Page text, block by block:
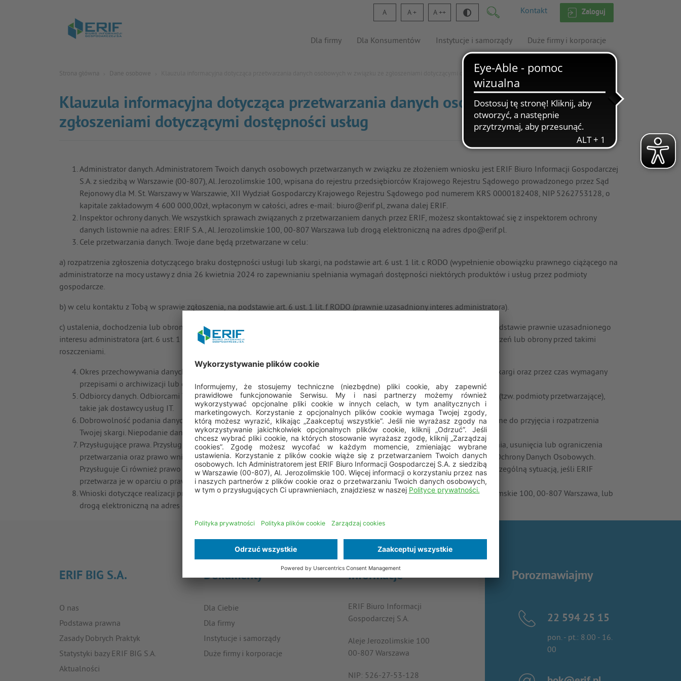
Kontakt Zaloguj
A A A
Dla firmy Dla Konsumentów Instytucje i samorządy Duże firmy i korporacje
Strona główna Dane osobowe Klauzula informacyjna dotycząca przetwarzania danych osobowych w związku ze zgłoszeniami dotyczącymi dostępności usług
Klauzula informacyjna dotycząca przetwarzania danych osobowych w związku ze
zgłoszeniami dotyczącymi dostępności usług
Administrator danych. Administratorem Twoich danych osobowych przetwarzanych w związku ze złożeniem wniosku jest ERIF Biuro Informacji Gospodarczej
S.A. z siedzibą w Warszawie (00-807), Al. Jerozolimskie 100, wpisana do rejestru przedsiębiorców Krajowego Rejestru Sądowego prowadzonego przez Sąd
Rejonowy dla M. St. Warszawy w Warszawie, XII Wydział Gospodarczy Krajowego Rejestru Sądowego pod numerem KRS 0000182408, NIP 5262753128, o
kapitale zakładowym 4 600 000,00zł, wpłaconym w całości, adres e-mail: biuro@erif.pl, zwana dalej ERIF.
Inspektor ochrony danych. We wszystkich sprawach związanych z przetwarzaniem danych przez ERIF, możesz skontaktować się z inspektorem ochrony
danych listownie na adres: ERIF S.A., Al. Jerozolimskie 100, 00-807 Warszawa lub drogą elektroniczną na adres dpo@erif.pl.
Cele przetwarzania danych. Twoje dane będą przetwarzane w celu:
a) rozpatrzenia zgłoszenia dotyczącego braku dostępności usługi lub skargi, na podstawie art. 6 ust. 1 lit. c RODO (wypełnienie obowiązku prawnego ciążącego na
administratorze na mocy ustawy z dnia 26 kwietnia 2024 ro zapewnianiu spełniania wymagań dostępności niektórych produktów i usług przez podmioty
gospodarcze.
b) w celu kontaktu z Tobą w sprawie zgłoszenia, na podstawie art. 6 ust. 1 lit. f RODO (prawnie uzasadniony interes administratora).
c) ustalenia, dochodzenia lub obrony przed ewentualnymi roszczeniami związanymi ze złożeniem oraz realizacją wniosku na podstawie prawnie uzasadnionego
interesu administratora (art. 6 ust. 1 lit. f RODO), który polega na zapewnieniu ERIF możliwości dochodzenia ewentualnych roszczeń lub obrony przed takimi
roszczeniami.
Okres przechowywania danych. Twoje dane będą przechowywane przez okres niezbędny do rozpatrzenia zgłoszenia lub skargi oraz przez czas wymagany
przepisami o archiwizacji lub do upływu terminów przedawnienia ewentualnych roszczeń.
Odbiorcy danych. Odbiorcami Twoich danych osobowych mogą być podmioty wspierające ERIF w procesach biznesowych (tzw. podmioty przetwarzające),
takie jak dostawcy usług IT.
Dobrowolność podania danych. Podanie danych osobowych w zakresie określonym w deklaracji dostępności jest niezbędne do przyjęcia i rozpatrzenia
Twojej skargi. Niepodanie danych może skutkować brakiem możliwości rozpatrzenia zgłoszenia lub skargi.
Przysługujące prawa. Przysługują Ci następujące prawa: prawo do żądania dostępu do danych osobowych, ich sprostowania, usunięcia lub ograniczenia
przetwarzania oraz prawo wniesienia skargi do organu nadzorczego – w Polsce organem nadzorczym jest Prezes Urzędu Ochrony Danych Osobowych.
Przysługuje Ci również prawo wniesienia sprzeciwu dotyczącego przetwarzania danych, z przyczyn związanych z Twoją szczególną sytuacją, jeśli ERIF
przetwarza je w oparciu o prawnie uzasadniony interes administratora lub strony trzeciej.
Wnioski dotyczące realizacji praw możesz przesyłać listownie na adres ERIF Biuro Informacji Gospodarczej S.A. Al. Jerozolimskie 100, 00-807 Warszawa, lub
drogą elektroniczną na adres
ERIF BIG S.A.
O nas
Podstawa prawna
Zasady Dobrych Praktyk
Statystyki bazy ERIF BIG S.A.
Aktualności
Dokumenty
Dla Ciebie
Dla firmy
Instytucje i samorządy
Duże firmy i korporacje
Informacje
ERIF Biuro Informacji
Gospodarczej S.A.
Aleje Jerozolimskie 100
00-807 Warszawa
NIP: 526-27-53-128
Porozmawiajmy
22 594 25 15
pon. - pt.: 8.00 - 16.
00